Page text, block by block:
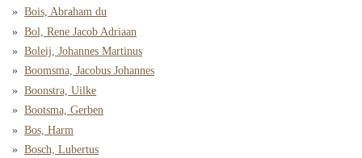
Bois, Abraham du
Bol, Rene Jacob Adriaan
Boleij, Johannes Martinus
Boomsma, Jacobus Johannes
Boonstra, Uilke
Bootsma, Gerben
Bos, Harm
Bosch, Lubertus